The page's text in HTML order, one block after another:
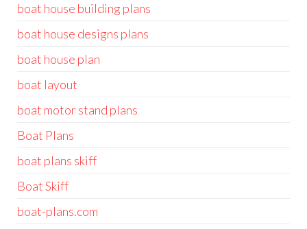
boat house building plans
boat house designs plans
boat house plan
boat layout
boat motor stand plans
Boat Plans
boat plans skiff
Boat Skiff
boat-plans.com